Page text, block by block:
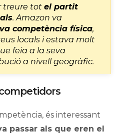
treure tot el partit
. Amazon va
competència física,
locals i estava molt
feia a la seva
a nivell geogràfic.
és interessant
passar als que eren el